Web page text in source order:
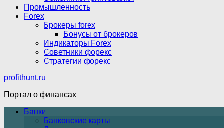
Промышленность
Forex
Брокеры forex
Бонусы от брокеров
Индикаторы Forex
Советники форекс
Стратегии форекс
profithunt.ru
Портал о финансах
Банки
Банковские карты